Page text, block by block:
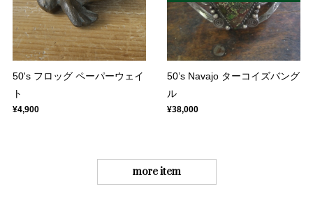
50's フロッグ ペーパーウェイ
ト
¥4,900
50’s Navajo ターコイズバング
ル
¥38,000
more item